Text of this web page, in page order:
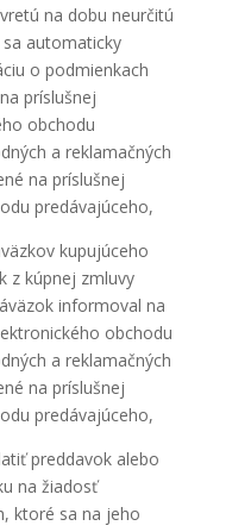
na dobu neurčitú
automaticky
o podmienkach
príslušnej
obchodu
a reklamačných
na príslušnej
predávajúceho,
kupujúceho
z kúpnej zmluvy
informoval na
obchodu
a reklamačných
na príslušnej
predávajúceho,
preddavok alebo
na žiadosť
ktoré sa na jeho